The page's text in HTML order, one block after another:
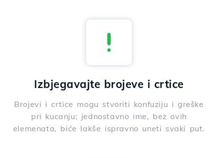
Izbjegavajte brojeve i crtice
Brojevi i crtice mogu stvoriti konfuziju i greške
pri kucanju; jednostavno ime, bez ovih
elemenata, biće lakše ispravno uneti svaki put.